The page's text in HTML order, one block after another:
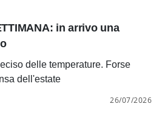
in arrivo una
delle temperature. Forse
dell'estate
26/07/2026